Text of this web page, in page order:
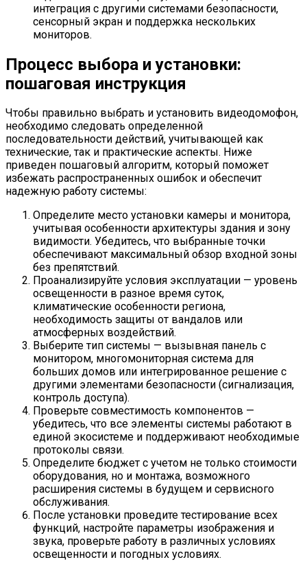
интеграция с другими системами безопасности,
сенсорный экран и поддержка нескольких
мониторов.
Процесс выбора и установки:
пошаговая инструкция
Чтобы правильно выбрать и установить видеодомофон,
необходимо следовать определенной
последовательности действий, учитывающей как
технические, так и практические аспекты. Ниже
приведен пошаговый алгоритм, который поможет
избежать распространенных ошибок и обеспечит
надежную работу системы:
Определите место установки камеры и монитора,
учитывая особенности архитектуры здания и зону
видимости. Убедитесь, что выбранные точки
обеспечивают максимальный обзор входной зоны
без препятствий.
Проанализируйте условия эксплуатации — уровень
освещенности в разное время суток,
климатические особенности региона,
необходимость защиты от вандалов или
атмосферных воздействий.
Выберите тип системы — вызывная панель с
монитором, многомониторная система для
больших домов или интегрированное решение с
другими элементами безопасности (сигнализация,
контроль доступа).
Проверьте совместимость компонентов —
убедитесь, что все элементы системы работают в
единой экосистеме и поддерживают необходимые
протоколы связи.
Определите бюджет с учетом не только стоимости
оборудования, но и монтажа, возможного
расширения системы в будущем и сервисного
обслуживания.
После установки проведите тестирование всех
функций, настройте параметры изображения и
звука, проверьте работу в различных условиях
освещенности и погодных условиях.